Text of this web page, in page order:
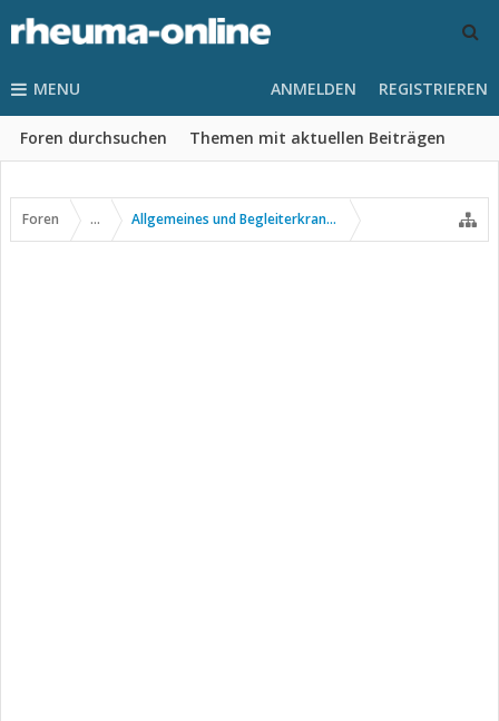
MENU
Foren durchsuchen Themen mit aktuellen Beiträgen
ANMELDEN REGISTRIEREN
Foren ... Allgemeines und Begleiterkrankungen